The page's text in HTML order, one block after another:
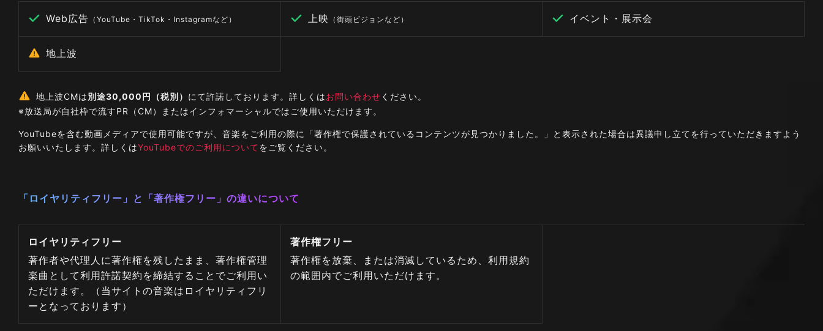
Web広告 （YouTube・TikTok・Instagramなど） 上映 （街頭ビジョンなど） イベント・展示会
地上波
地上波CMは別途30,000円（税別） にて許諾しております。詳しくはお問い合わせ ください。
※放送局が自社枠で流すPR（CM）またはインフォマーシャルではご使用いただけます。
YouTubeを含む動画メディアで使用可能ですが、音楽をご利用の際に「著作権で保護されているコンテンツが見つかりました。」と表示された場合は異議申し立てを行っていただきますよう
お願いいたします。詳しくはYouTubeでのご利用についてをご覧ください。
「ロイヤリティフリー」と「著作権フリー」の違いについて
ロイヤリティフリー
著作者や代理人に著作権を残したまま、著作権管理
楽曲として利用許諾契約を締結することでご利用い
ただけます。（当サイトの音楽はロイヤリティフリ
ーとなっております）
著作権フリー
著作権を放棄、または消滅しているため、利用規約
の範囲内でご利用いただけます。